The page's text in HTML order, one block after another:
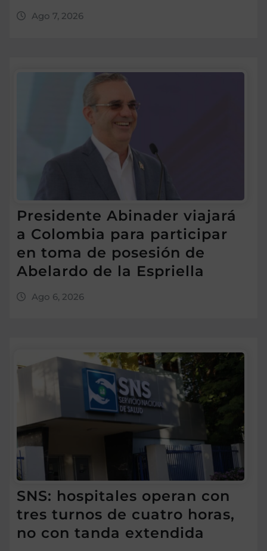
Ago 7, 2026
Presidente Abinader viajará
a Colombia para participar
en toma de posesión de
Abelardo de la Espriella
Ago 6, 2026
SNS: hospitales operan con
tres turnos de cuatro horas,
no con tanda extendida